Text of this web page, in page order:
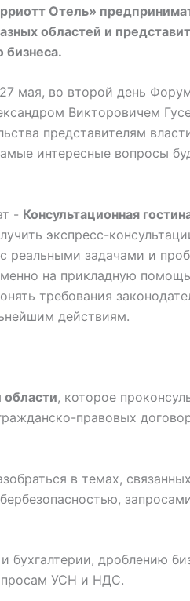
Отель»
областей и
бизнеса.
27 мая, во второй день
Викторовичем
представителям
интересные вопросы
- Консультационная
экспресс-
реальными задачами и
на прикладную
требования
действиям.
, которое
правовых
в темах,
бухгалтерии, дроблению
УСН и НДС.